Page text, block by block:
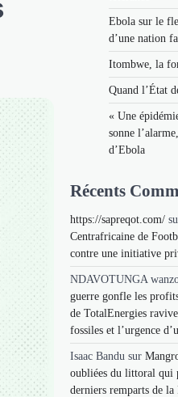
Ebola sur le
d’une nation
Itombwe, la
Quand l’État
« Une
sonne
d’Ebola
Récents
https://sapreqot.com/
Centrafricaine de
contre une initiative
NDAVOTUNGA
guerre gonfle les
de TotalEnergies
fossiles et l’urgence
Isaac Bandu sur
oubliées du littoral qui
derniers remparts de